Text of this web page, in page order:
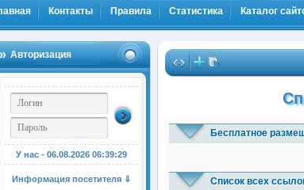
Контакты Правила Статистика Каталог
Авторизация
У нас - 06.08.2026 06:39:30
Информация посетителя ⇓
Бесплатное
Список всех